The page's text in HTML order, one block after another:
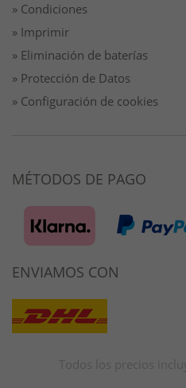
» Condiciones
» Imprimir
» Eliminación de baterías
» Protección de Datos
» Configuración de cookies
MÉTODOS DE PAGO
ENVIAMOS CON
Todos los precios